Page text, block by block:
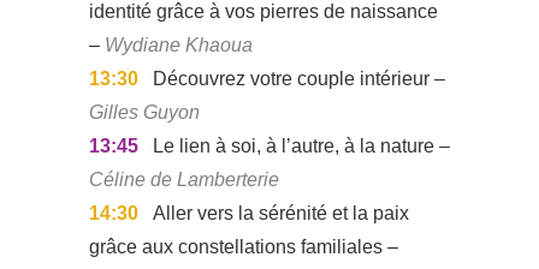
identité grâce à vos pierres de naissance
– Wydiane Khaoua
13:30
Découvrez votre couple intérieur –
Gilles Guyon
13:45
Le lien à soi, à l’autre, à la nature –
Céline de Lamberterie
14:30
Aller vers la sérénité et la paix
grâce aux constellations familiales –